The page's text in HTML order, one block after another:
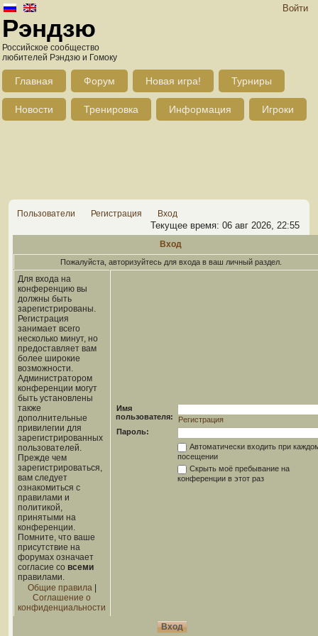
Войти
Рэндзю
Российское сообщество
любителей Рэндзю и Гомоку
Главная Форум Новая игра! Турниры
Новости Тренировка Информация Игроки
Пользователи Регистрация Вход
Текущее время: 06 авг 2026, 22:55
Вход
Пожалуйста, авторизуйтесь для входа в ваш личный раздел.
Для входа на
конференцию вы
должны быть
зарегистрированы.
Регистрация
занимает всего
несколько минут, но
предоставляет вам
более широкие
возможности.
Администратором
конференции могут
быть установлены
также
дополнительные
привилегии для
зарегистрированных
пользователей.
Прежде чем
зарегистрироваться,
вам следует
ознакомиться с
правилами и
политикой,
принятыми на
конференции.
Помните, что ваше
присутствие на
форумах означает
согласие со всеми
правилами.
Общие правила|
Соглашение о
конфиденциальности
Имя
пользователя:
Регистрация
Пароль:
Автоматически входить при
посещении
Скрыть моё пребывание на
конференции в этот раз